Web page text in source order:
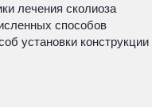
лечения сколиоза
способов
установки конструкции